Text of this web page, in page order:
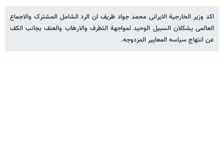
اکد وزیر الخارجیة الایرانی محمد جواد ظریف ان الرد الشامل المشترک والاجماع
العالمی یشکلان السبیل الوحید لمواجهة التطرف والارهاب والعنف بجانب الکف
عن انتهاج سیاسه المعاییر المزدوجه.